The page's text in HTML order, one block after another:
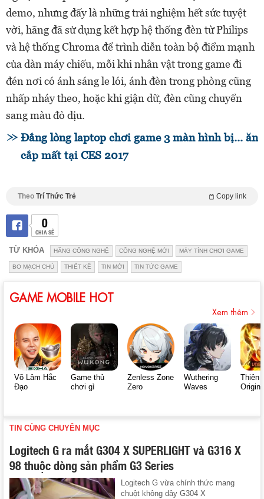
demo, nhưng đấy là những trải nghiệm hết sức tuyệt
vời, hãng đã sử dụng kết hợp hệ thống đèn từ Philips
và hệ thống Chroma để trình diễn toàn bộ điểm mạnh
của dàn máy chiếu, mỗi khi nhân vật trong game đi
đén nơi có ánh sáng le lói, ánh đèn trong phòng cũng
nhấp nháy theo, hoặc khi giận dữ, đèn cũng chuyển
sang màu đỏ dịu.
Đắng lòng laptop chơi game 3 màn hình bị... ăn
cắp mất tại CES 2017
Theo Trí Thức Trẻ Copy link
0
CHIA SẺ
TỪ KHÓA HÃNG CÔNG NGHỆ CÔNG NGHỆ MỚI MÁY TÍNH CHƠI GAME
BO MẠCH CHỦ THIẾT KẾ TIN MỚI TIN TỨC GAME
GAME MOBILE HOT
Xem thêm
Võ Lâm Hắc
Đạo
Game thủ
chơi gì
Zenless Zone
Zero
Wuthering
Waves
Thiên
Origin
TIN CÙNG CHUYÊN MỤC
Logitech G ra mắt G304 X SUPERLIGHT và G316 X
98 thuộc dòng sản phẩm G3 Series
Logitech G vừa chính thức mang
chuột không dây G304 X